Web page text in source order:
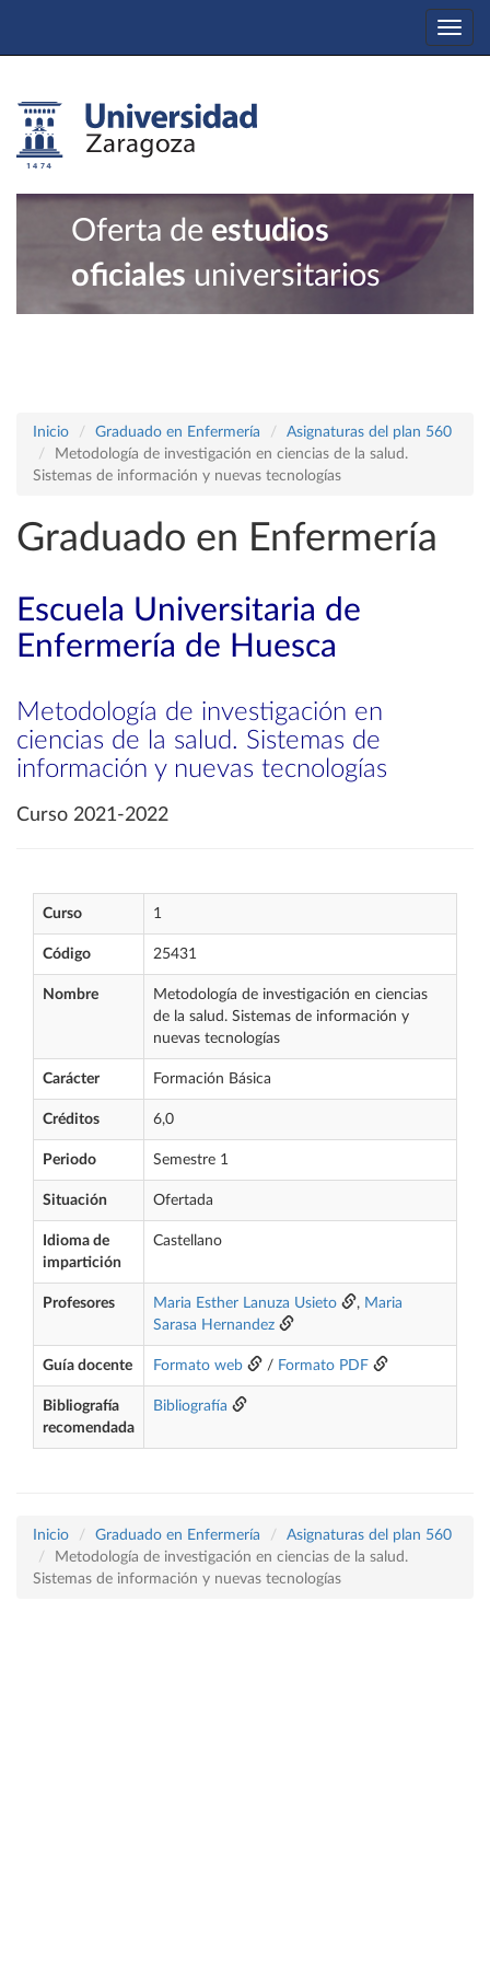
Oferta de estudios
oficiales universitarios
Inicio Graduado en Enfermería
Asignaturas del plan 560
Metodología de investigación en ciencias de la salud.
Sistemas de información y nuevas tecnologías
Graduado en Enfermería
Escuela Universitaria de
Enfermería de Huesca
Metodología de investigación en
ciencias de la salud. Sistemas de
información y nuevas tecnologías
Curso 2021-2022
Curso 1
Código 25431
Nombre
Metodología de investigación en ciencias
de la salud. Sistemas de información y
nuevas tecnologías
Carácter Formación Básica
Créditos 6,0
Periodo Semestre 1
Situación Ofertada
Idioma de
impartición
Castellano
Profesores Maria Esther Lanuza Usieto , Maria
Sarasa Hernandez
Guía docente Formato web / Formato PDF
Bibliografía
recomendada
Bibliografía
Inicio Graduado en Enfermería
Asignaturas del plan 560
Metodología de investigación en ciencias de la salud.
Sistemas de información y nuevas tecnologías